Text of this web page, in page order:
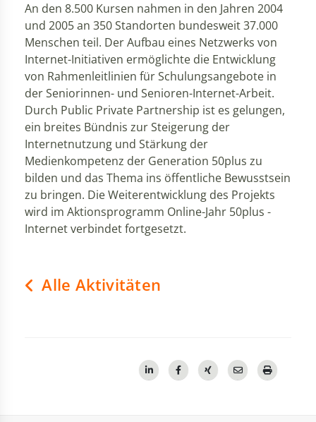
An den 8.500 Kursen nahmen in den Jahren 2004
und 2005 an 350 Standorten bundesweit 37.000
Menschen teil. Der Aufbau eines Netzwerks von
Internet-Initiativen ermöglichte die Entwicklung
von Rahmenleitlinien für Schulungsangebote in
der Seniorinnen- und Senioren-Internet-Arbeit.
Durch Public Private Partnership ist es gelungen,
ein breites Bündnis zur Steigerung der
Internetnutzung und Stärkung der
Medienkompetenz der Generation 50plus zu
bilden und das Thema ins öffentliche Bewusstsein
zu bringen. Die Weiterentwicklung des Projekts
wird im Aktionsprogramm Online-Jahr 50plus -
Internet verbindet fortgesetzt.
Alle Aktivitäten